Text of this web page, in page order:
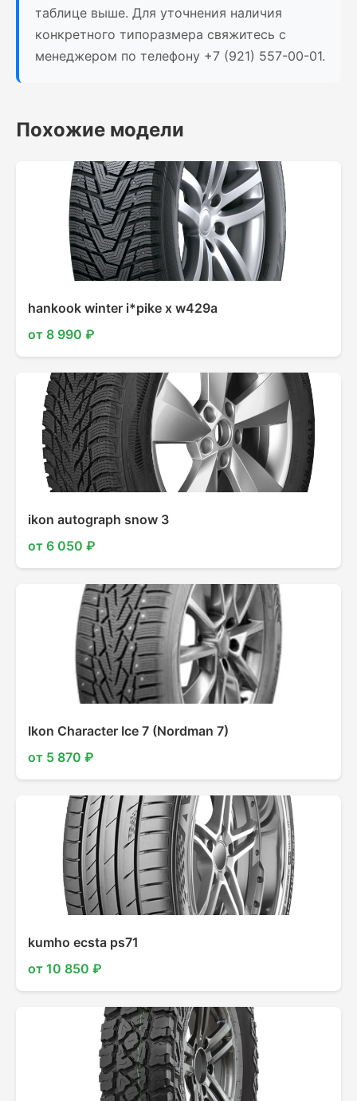
таблице выше. Для уточнения наличия
конкретного типоразмера свяжитесь с
менеджером по телефону +7 (921) 557-00-01.
Похожие модели
hankook winter i*pike x w429a
от 8 990 ₽
ikon autograph snow 3
от 6 050 ₽
Ikon Character Ice 7 (Nordman 7)
от 5 870 ₽
kumho ecsta ps71
от 10 850 ₽